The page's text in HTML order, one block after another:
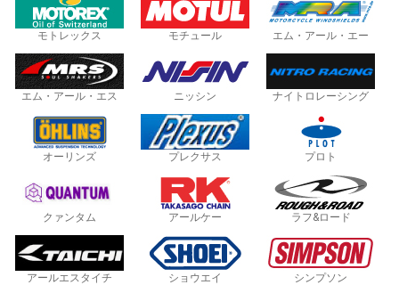
モトレックス モチュール エム・アール・エー
エム・アール・エス ニッシン ナイトロレーシング
オーリンズ プレクサス プロト
クァンタム アールケー ラフ&ロード
アールエスタイチ ショウエイ シンプソン